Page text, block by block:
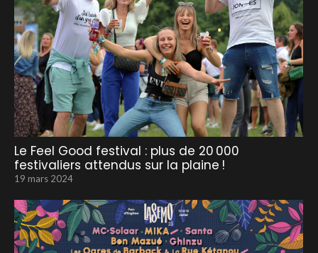
Le Feel Good festival : plus de 20 000
festivaliers attendus sur la plaine !
19 mars 2024